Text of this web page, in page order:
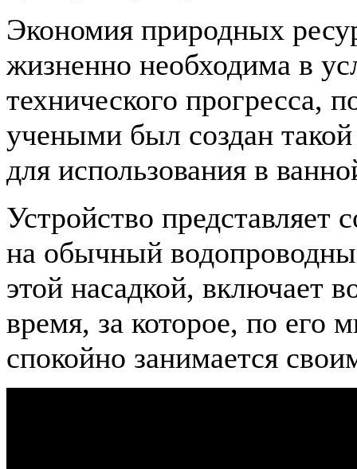
Экономия природных
жизненно необходима в
технического прогресса,
учеными был создан
для использования в
Устройство представляет
на обычный
этой насадкой, включает
время, за которое, по его
спокойно занимается